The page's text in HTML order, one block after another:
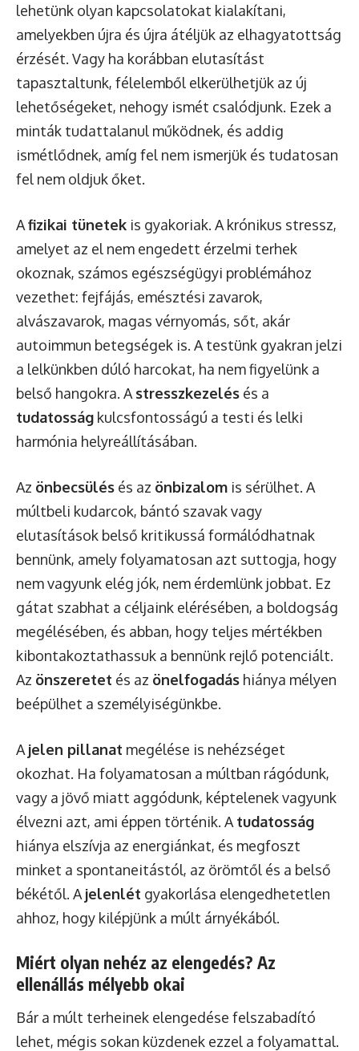
lehetünk olyan kapcsolatokat kialakítani,
amelyekben újra és újra átéljük az elhagyatottság
érzését. Vagy ha korábban elutasítást
tapasztaltunk, félelemből elkerülhetjük az új
lehetőségeket, nehogy ismét csalódjunk. Ezek a
minták tudattalanul működnek, és addig
ismétlődnek, amíg fel nem ismerjük és tudatosan
fel nem oldjuk őket.
Afizikai tünetek is gyakoriak. A krónikus stressz,
amelyet az el nem engedett érzelmi terhek
okoznak, számos egészségügyi problémához
vezethet: fejfájás, emésztési zavarok,
alvászavarok, magas vérnyomás, sőt, akár
autoimmun betegségek is. A testünk gyakran jelzi
a lelkünkben dúló harcokat, ha nem figyelünk a
belső hangokra. A stresszkezelés és a
tudatosság kulcsfontosságú a testi és lelki
harmónia helyreállításában.
Az önbecsülés és az önbizalom is sérülhet. A
múltbeli kudarcok, bántó szavak vagy
elutasítások belső kritikussá formálódhatnak
bennünk, amely folyamatosan azt suttogja, hogy
nem vagyunk elég jók, nem érdemlünk jobbat. Ez
gátat szabhat a céljaink elérésében, a boldogság
megélésében, és abban, hogy teljes mértékben
kibontakoztathassuk a bennünk rejlő potenciált.
Az önszeretet és az önelfogadás hiánya mélyen
beépülhet a személyiségünkbe.
A jelen pillanat megélése is nehézséget
okozhat. Ha folyamatosan a múltban rágódunk,
vagy a jövő miatt aggódunk, képtelenek vagyunk
élvezni azt, ami éppen történik. A tudatosság
hiánya elszívja az energiánkat, és megfoszt
minket a spontaneitástól, az örömtől és a belső
békétől. A jelenlét gyakorlása elengedhetetlen
ahhoz, hogy kilépjünk a múlt árnyékából.
Miért olyan nehéz az elengedés? Az
ellenállás mélyebb okai
Bár a múlt terheinek elengedése felszabadító
lehet, mégis sokan küzdenek ezzel a folyamattal.